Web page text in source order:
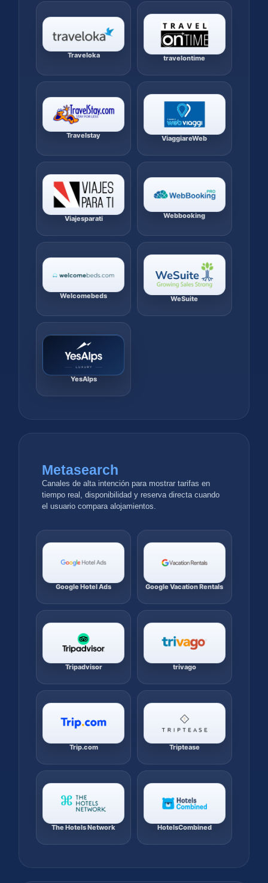
Traveloka travelontime
Travelstay ViaggiareWeb
Viajesparati Webbooking
Welcomebeds WeSuite
YesAlps
Metasearch
Canales de alta intención para mostrar tarifas en
tiempo real, disponibilidad y reserva directa cuando
el usuario compara alojamientos.
Google Hotel Ads Google Vacation Rentals
Tripadvisor trivago
Trip.com Triptease
The Hotels Network HotelsCombined